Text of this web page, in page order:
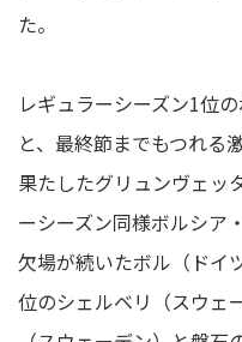
た。
レギュラーシーズン1位
と、最終節までもつれる
果たしたグリュンヴェッ
ーシーズン同様ボルシア
欠場が続いたボル（ドイ
位のシェルベリ（スウェ